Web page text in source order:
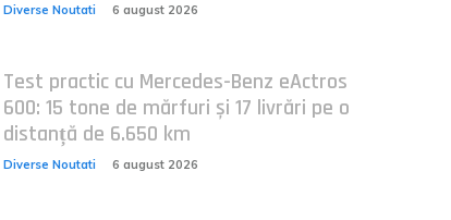
Diverse Noutati 6 august 2026
Test practic cu Mercedes-Benz eActros
600: 15 tone de mărfuri și 17 livrări pe o
distanță de 6.650 km
Diverse Noutati 6 august 2026